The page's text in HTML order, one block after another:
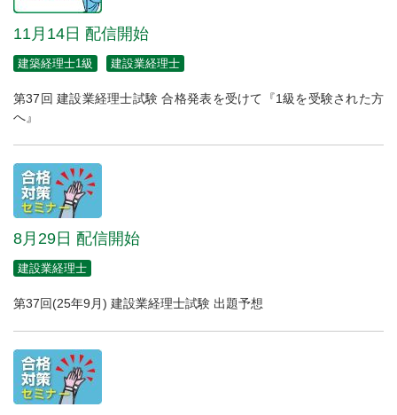
11月14日 配信開始
建築経理士1級 建設業経理士
第37回 建設業経理士試験 合格発表を受けて『1級を受験された方
へ』
8月29日 配信開始
建設業経理士
第37回(25年9月) 建設業経理士試験 出題予想